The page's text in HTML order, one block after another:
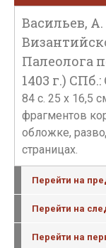
Васильев,
Палеолога
1403 г.)
84 с. 25 х 16,5
фрагментов
обложке,
страницах.
Перейти на
Перейти на
Перейти на